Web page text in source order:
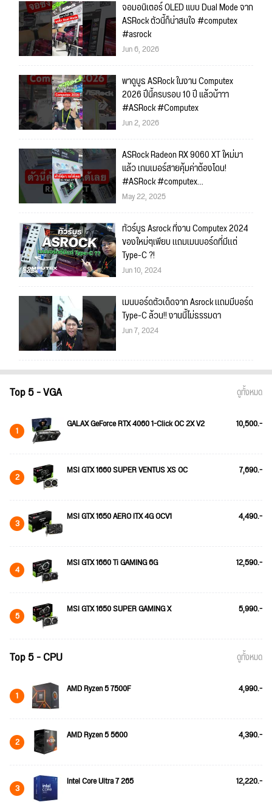
จอมอนิเตอร์ OLED แบบ Dual Mode จาก
ASRock ตัวนี้ก็น่าสนใจ #computex
#asrock
Jun 6, 2026
พาดูบูธ ASRock ในงาน Computex
2026 ปีนี้ครบรอบ 10 ปี แล้วน้าาา
#ASRock #Computex
Jun 2, 2026
ASRock Radeon RX 9060 XT ใหม่มา
แล้ว เกมเมอร์สายคุ้มค่าต้องโดน!
#ASRock #computex
#computex2025
May 22, 2025
ทัวร์บูธ Asrock ที่งาน Computex 2024
ของใหม่ๆเพียบ เเถมเมนบอร์ดที่มีเเต่
Type-C ?!
Jun 10, 2024
เมนบอร์ดตัวเด็ดจาก Asrock เเถมมีบอร์ด
Type-C ล้วน!! งานนี้ไม่ธรรมดา
Jun 7, 2024
Top 5 - VGA ดูทั้งหมด
1 GALAX GeForce RTX 4060 1-Click OC 2X V2 10,500.-
2 MSI GTX 1660 SUPER VENTUS XS OC 7,690.-
3 MSI GTX 1650 AERO ITX 4G OCV1 4,490.-
4 MSI GTX 1660 Ti GAMING 6G 12,590.-
5 MSI GTX 1650 SUPER GAMING X 5,990.-
Top 5 - CPU ดูทั้งหมด
1 AMD Ryzen 5 7500F 4,990.-
2 AMD Ryzen 5 5600 4,390.-
3 Intel Core Ultra 7 265 12,220.-